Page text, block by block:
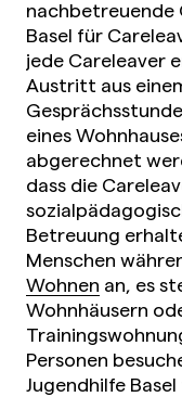
nachbetreuende
Basel für
jede Careleaver
Austritt aus
eines
abgerechnet
dass die
Betreuung
Menschen
Wohnen an, es
Wohnhäusern
Personen
Jugendhilfe